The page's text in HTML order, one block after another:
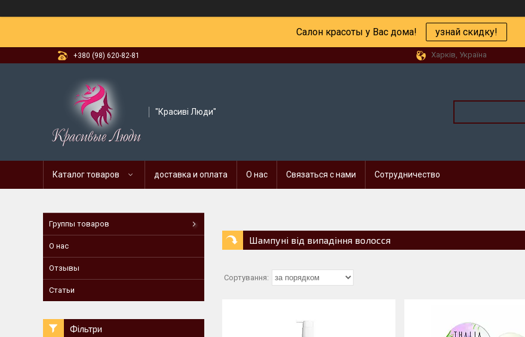
Салон красоты у Вас дома! узнай скидку!
+380 (98) 620-82-81 Харків, Україна
"Красиві Люди"
Каталог товаров доставка и оплата О нас Связаться с нами Сотрудничество
Шампуні від випадіння волосся
Группы товаров
О нас
Отзывы
Статьи
Фільтри